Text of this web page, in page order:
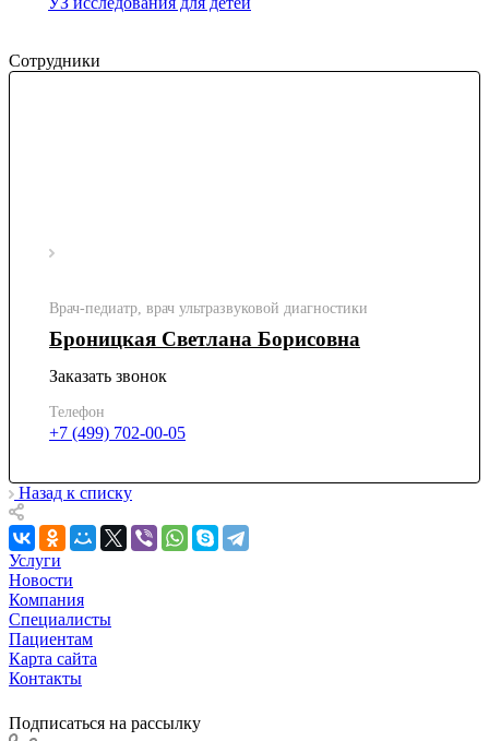
Сотрудники
Врач-педиатр, врач ультразвуковой диагностики
Броницкая Светлана Борисовна
Заказать звонок
Телефон
+7 (499) 702-00-05
Назад к списку
Услуги
Новости
Компания
Специалисты
Пациентам
Карта сайта
Контакты
Подписаться на рассылку